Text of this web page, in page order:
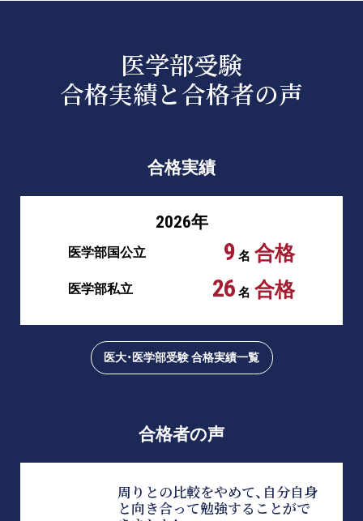
医学部受験
合格実績と合格者の声
合格実績
2026年
医学部国公立 9 名 合格
医学部私立 26 名 合格
医大・医学部受験 合格実績一覧
合格者の声
周りとの比較をやめて、自分自身
と向き合って勉強することがで